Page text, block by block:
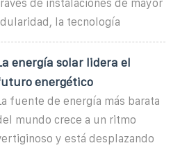
de instalaciones de mayor
la tecnología
energía solar lidera el
energético
fuente de energía más barata
mundo crece a un ritmo
y está desplazando